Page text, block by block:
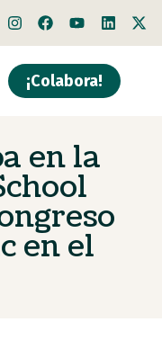
¡Colabora!
en la
en el